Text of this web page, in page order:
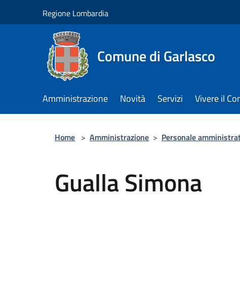
Regione Lombardia
Comune di Garlasco
Amministrazione Novità Servizi Vivere il
Home > Amministrazione > Personale
Gualla Simona